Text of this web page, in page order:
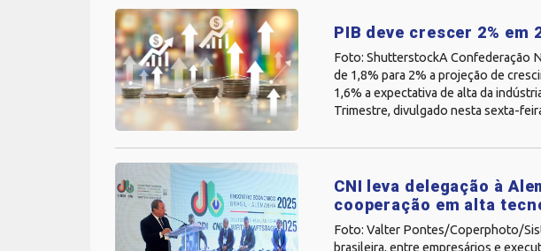
PIB deve crescer 2% em
Foto: ShutterstockA Confederação
de 1,8% para 2% a projeção de
1,6% a expectativa de alta da
Trimestre, divulgado nesta sexta-
CNI leva delegação à
cooperação em alta
Foto: Valter Pontes/Coperphoto/
brasileira, entre empresários e